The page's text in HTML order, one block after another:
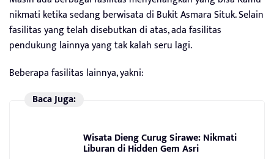
nikmati ketika sedang berwisata di Bukit Asmara Situk. Selain
fasilitas yang telah disebutkan di atas, ada fasilitas
pendukung lainnya yang tak kalah seru lagi.
Beberapa fasilitas lainnya, yakni:
Baca Juga:
Wisata Dieng Curug Sirawe: Nikmati
Liburan di Hidden Gem Asri